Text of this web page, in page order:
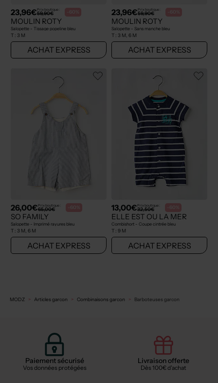
23,96€Prix boutique :
59,90€ -60%
MOULIN ROTY
Salopette - Tissage popeline bleu
T : 3 M
ACHAT EXPRESS
23,96€Prix boutique :
59,90€ -60%
MOULIN ROTY
Salopette - Sans manche bleu
T : 3 M, 6 M
ACHAT EXPRESS
26,00€Prix boutique :
65,00€ -60%
SO FAMILY
Salopette - Imprimé rayures bleu
T : 3 M, 6 M
ACHAT EXPRESS
13,00€Prix boutique :
32,50€ -60%
ELLE EST OU LA MER
Combishort - Coupe cintrée bleu
T : 9 M
ACHAT EXPRESS
MODZ Articles garcon Combinaisons garcon Barboteuses garcon
Paiement sécurisé
Vos données protégées
Livraison offerte
Dès 100€ d'achat